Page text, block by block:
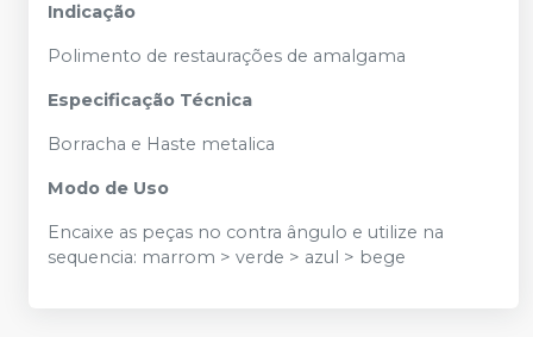
Indicação
Polimento de restaurações de amalgama
Especificação Técnica
Borracha e Haste metalica
Modo de Uso
Encaixe as peças no contra ângulo e utilize na
sequencia: marrom > verde > azul > bege